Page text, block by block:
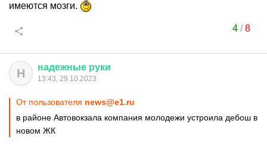
имеются мозги.
4/8
Н надежные руки
13:43, 29.10.2023
От пользователя news@e1.ru
в районе Автовокзала компания молодежи устроила дебош в
новом ЖК